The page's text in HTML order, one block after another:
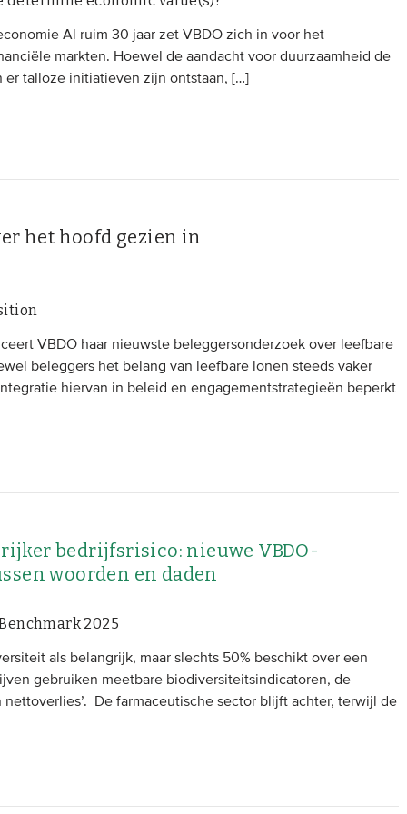
Al ruim 30 jaar zet VBDO zich in voor het
markten. Hoewel de aandacht voor duurzaamheid de
talloze initiatieven zijn ontstaan, […]
het hoofd gezien in
VBDO haar nieuwste beleggersonderzoek over leefbare
beleggers het belang van leefbare lonen steeds vaker
hiervan in beleid en engagementstrategieën beperkt
bedrijfsrisico: nieuwe VBDO-
woorden en daden
2025
als belangrijk, maar slechts 50% beschikt over een
gebruiken meetbare biodiversiteitsindicatoren, de
nettoverlies’. De farmaceutische sector blijft achter, terwijl de